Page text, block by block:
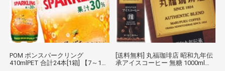
POM ポンスパークリング
410mlPET 合計24本[1箱] 【7～10
[送料無料] 丸福珈琲店 昭和九年伝
承アイスコーヒー 無糖 1000ml紙